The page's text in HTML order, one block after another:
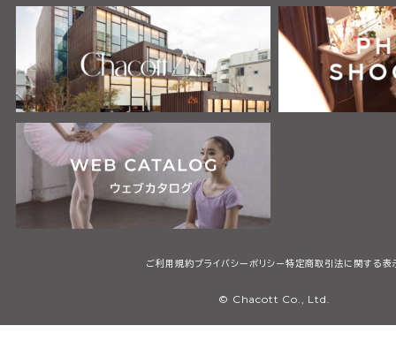
ご利用規約プライバシーポリシー特定商取引法に関する表
© Chacott Co., Ltd.